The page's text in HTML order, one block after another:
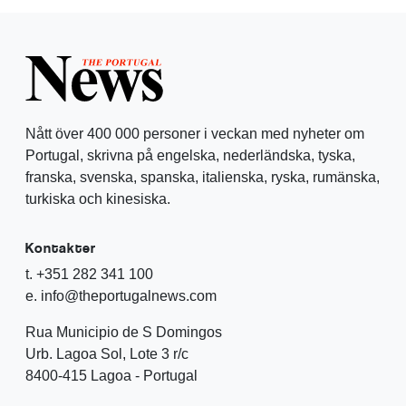
Nått över 400 000 personer i veckan med nyheter om
Portugal, skrivna på engelska, nederländska, tyska,
franska, svenska, spanska, italienska, ryska, rumänska,
turkiska och kinesiska.
Kontakter
t. +351 282 341 100
e. info@theportugalnews.com
Rua Municipio de S Domingos
Urb. Lagoa Sol, Lote 3 r/c
8400-415 Lagoa - Portugal